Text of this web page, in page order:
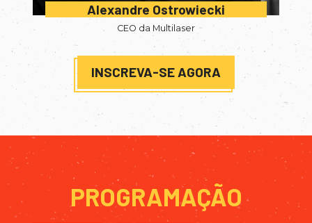
Alexandre Ostrowiecki
CEO da Multilaser
INSCREVA-SE AGORA
PROGRAMAÇÃO